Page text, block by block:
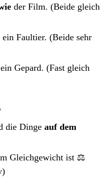
der Film. (Beide gleich
ein Faultier. (Beide sehr
ein Gepard. (Fast gleich
die Dinge auf dem
Gleichgewicht ist ⚖️